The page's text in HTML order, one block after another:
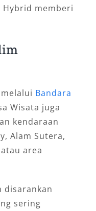
Hybrid memberi
Bandara
Wisata juga
kendaraan
Alam Sutera,
area
disarankan
sering